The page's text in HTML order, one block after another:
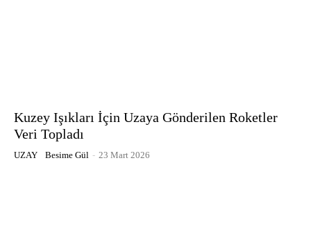
Kuzey Işıkları İçin Uzaya Gönderilen Roketler
Veri Topladı
UZAY Besime Gül - 23 Mart 2026